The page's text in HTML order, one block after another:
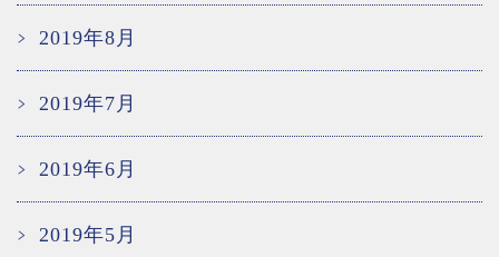
2019年8月
2019年7月
2019年6月
2019年5月